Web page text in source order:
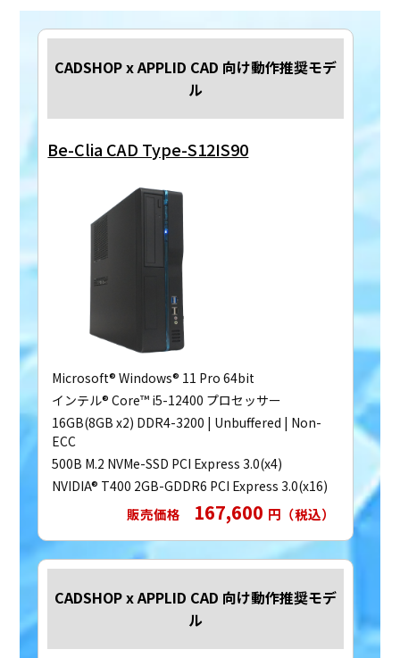
CADSHOP x APPLID CAD 向け動作推奨モデ
ル
Be-Clia CAD Type-S12IS90
Microsoft® Windows® 11 Pro 64bit
インテル® Core™ i5-12400 プロセッサー
16GB(8GB x2) DDR4-3200 | Unbuffered | Non-
ECC
500B M.2 NVMe-SSD PCI Express 3.0(x4)
NVIDIA® T400 2GB-GDDR6 PCI Express 3.0(x16)
販売価格 167,600 円（税込）
CADSHOP x APPLID CAD 向け動作推奨モデ
ル